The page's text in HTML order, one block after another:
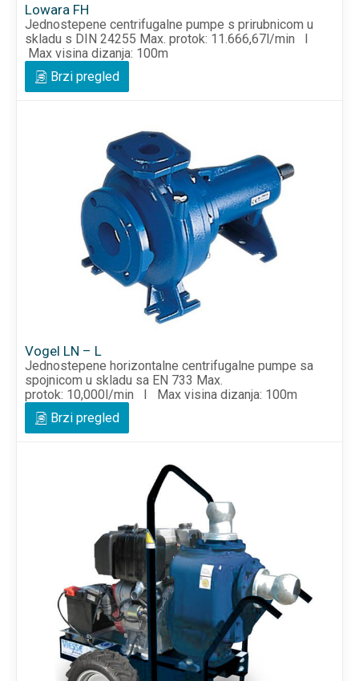
Lowara FH
Jednostepene centrifugalne pumpe s prirubnicom u
skladu s DIN 24255 Max. protok: 11.666,67l/min I
Max visina dizanja: 100m
Brzi pregled
Vogel LN – L
Jednostepene horizontalne centrifugalne pumpe sa
spojnicom u skladu sa EN 733 Max.
protok: 10,000l/min I Max visina dizanja: 100m
Brzi pregled